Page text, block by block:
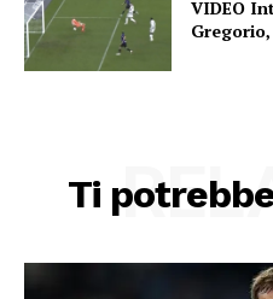
VIDEO
Ti